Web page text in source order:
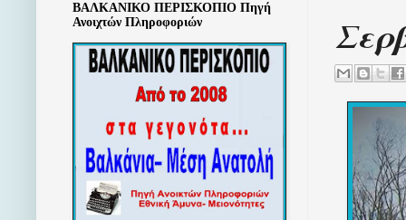
ΒΑΛΚΑΝΙΚΟ ΠΕΡΙΣΚΟΠΙΟ Πηγή
Ανοιχτών Πληροφοριών